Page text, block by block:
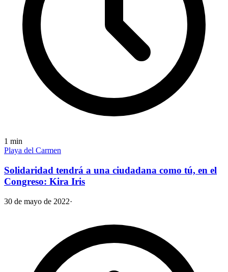
1 min
Playa del Carmen
Solidaridad tendrá a una ciudadana como tú, en el
Congreso: Kira Iris
30 de mayo de 2022·